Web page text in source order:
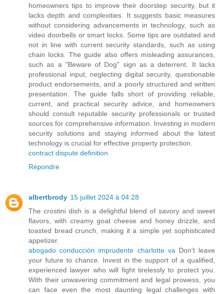
homeowners tips to improve their doorstep security, but it
lacks depth and complexities. It suggests basic measures
without considering advancements in technology, such as
video doorbells or smart locks. Some tips are outdated and
not in line with current security standards, such as using
chain locks. The guide also offers misleading assurances,
such as a "Beware of Dog" sign as a deterrent. It lacks
professional input, neglecting digital security, questionable
product endorsements, and a poorly structured and written
presentation. The guide falls short of providing reliable,
current, and practical security advice, and homeowners
should consult reputable security professionals or trusted
sources for comprehensive information. Investing in modern
security solutions and staying informed about the latest
technology is crucial for effective property protection.
contract dispute definition
Répondre
albertbrody 15 juillet 2024 à 04:28
The crostini dish is a delightful blend of savory and sweet
flavors, with creamy goat cheese and honey drizzle, and
toasted bread crunch, making it a simple yet sophisticated
appetizer.
abogado conducción imprudente charlotte va Don't leave
your future to chance. Invest in the support of a qualified,
experienced lawyer who will fight tirelessly to protect you.
With their unwavering commitment and legal prowess, you
can face even the most daunting legal challenges with